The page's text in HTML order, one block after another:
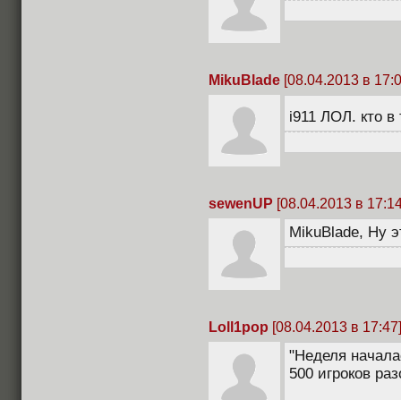
MikuBlade [08.04.2013 в
i911 ЛОЛ. кто в
sewenUP [08.04.2013 в
MikuBlade, Ну
Loll1pop [08.04.2013 в 17:47]
"Неделя
500 игроков